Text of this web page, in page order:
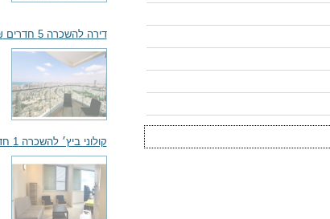
דירה להשכרה 5 חדרים 12,000₪ בחודש
קולוני ביץ׳ להשכרה 1 חדר 3,800₪ בחודש